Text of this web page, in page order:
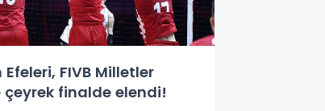
Efeleri, FIVB Milletler
çeyrek finalde elendi!